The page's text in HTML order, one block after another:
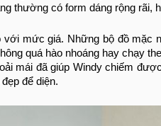
thường có form dáng rộng rãi,
mức giá. Những bộ đồ mặc
quá hào nhoáng hay chạy
mái đã giúp Windy chiếm
để diện.